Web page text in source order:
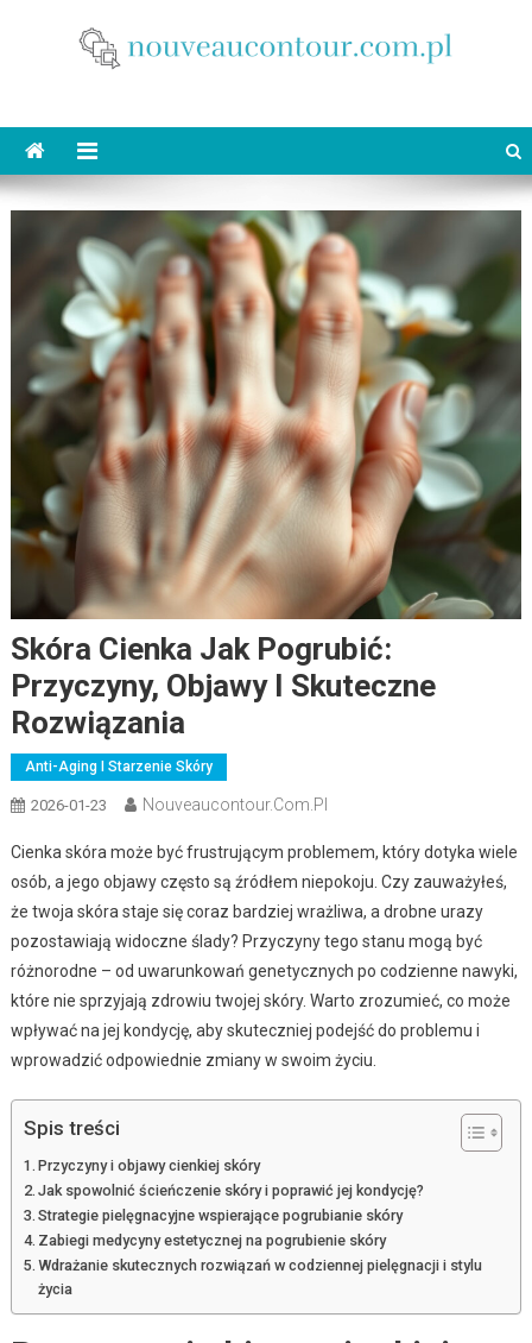
Skóra Cienka Jak Pogrubić:
Przyczyny, Objawy I Skuteczne
Rozwiązania
Anti-Aging I Starzenie Skóry
2026-01-23 Nouveaucontour.com.pl
Cienka skóra może być frustrującym problemem, który dotyka wiele
osób, a jego objawy często są źródłem niepokoju. Czy zauważyłeś,
że twoja skóra staje się coraz bardziej wrażliwa, a drobne urazy
pozostawiają widoczne ślady? Przyczyny tego stanu mogą być
różnorodne – od uwarunkowań genetycznych po codzienne nawyki,
które nie sprzyjają zdrowiu twojej skóry. Warto zrozumieć, co może
wpływać na jej kondycję, aby skuteczniej podejść do problemu i
wprowadzić odpowiednie zmiany w swoim życiu.
Spis treści
Przyczyny i objawy cienkiej skóry
Jak spowolnić ścieńczenie skóry i poprawić jej kondycję?
Strategie pielęgnacyjne wspierające pogrubianie skóry
Zabiegi medycyny estetycznej na pogrubienie skóry
Wdrażanie skutecznych rozwiązań w codziennej pielęgnacji i stylu
życia